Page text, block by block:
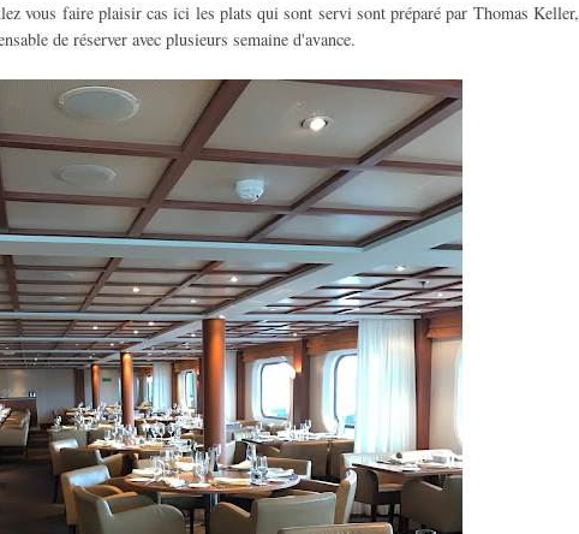
vous faire plaisir cas ici les plats qui sont servi sont préparé par Thomas Keller,
de réserver avec plusieurs semaine d'avance.